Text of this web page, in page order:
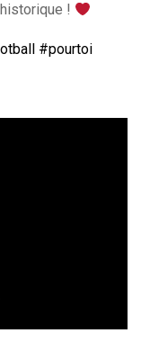
!
#pourtoi